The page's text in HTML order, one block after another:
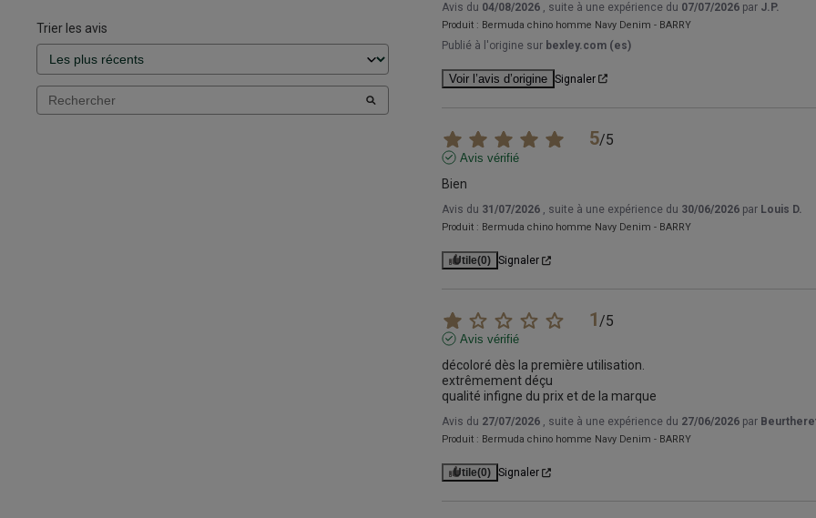
Trier les avis
Avis du 04/08/2026 , suite à une expérience du 07/07/2026 par J.P.
Produit : Bermuda chino homme Navy Denim - BARRY
Publié à l'origine sur bexley.com (es)
Voir l’avis d’origine Signaler
5/5
Avis vérifié
Bien
Avis du 31/07/2026 , suite à une expérience du 30/06/2026 par Louis D.
Produit : Bermuda chino homme Navy Denim - BARRY
Utile(0) Signaler
1/5
Avis vérifié
décoloré dès la première utilisation.
extrêmement déçu
qualité infigne du prix et de la marque
Avis du 27/07/2026 , suite à une expérience du 27/06/2026 par
Produit : Bermuda chino homme Navy Denim - BARRY
Utile(0) Signaler